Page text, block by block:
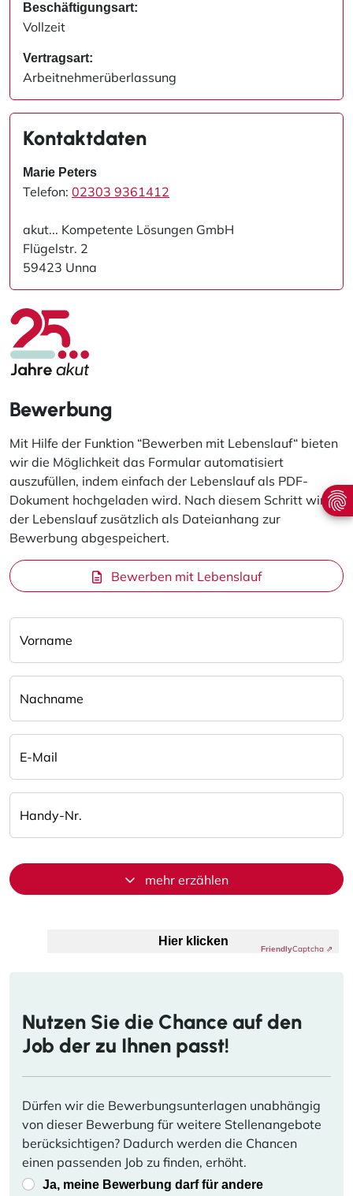
Beschäftigungsart:
Vollzeit
Vertragsart:
Arbeitnehmerüberlassung
Kontaktdaten
Marie Peters
Telefon: 02303 9361412
akut... Kompetente Lösungen GmbH
Flügelstr. 2
59423 Unna
Bewerbung
Mit Hilfe der Funktion “Bewerben mit Lebenslauf“ bieten
wir die Möglichkeit das Formular automatisiert
auszufüllen, indem einfach der Lebenslauf als PDF-
Dokument hochgeladen wird. Nach diesem Schritt wird
der Lebenslauf zusätzlich als Dateianhang zur
Bewerbung abgespeichert.
Bewerben mit Lebenslauf
Vorname
Nachname
E-Mail
Handy-Nr.
mehr erzählen
Hier klicken
FriendlyCaptcha ⇗
Nutzen Sie die Chance auf den
Job der zu Ihnen passt!
Dürfen wir die Bewerbungsunterlagen unabhängig
von dieser Bewerbung für weitere Stellenangebote
berücksichtigen? Dadurch werden die Chancen
einen passenden Job zu finden, erhöht.
Ja, meine Bewerbung darf für andere